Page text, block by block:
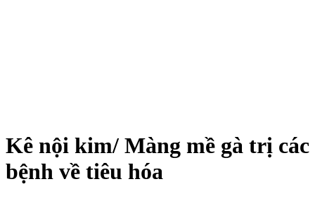
Kê nội kim/ Màng mề gà trị các
bệnh về tiêu hóa